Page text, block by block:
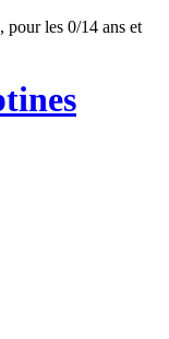
pour les 0/14 ans et